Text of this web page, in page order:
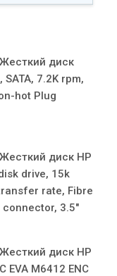
диск
SATA, 7.2K rpm,
hot Plug
диск HP
drive, 15k
rate, Fibre
connector, 3.5"
диск HP
EVA M6412 ENC